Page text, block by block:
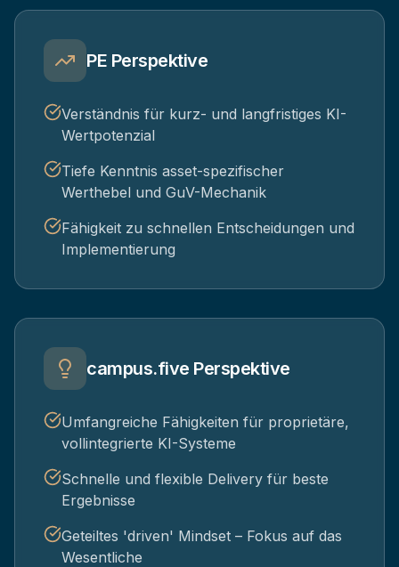
PE Perspektive
Verständnis für kurz- und langfristiges KI-
Wertpotenzial
Tiefe Kenntnis asset-spezifischer
Werthebel und GuV-Mechanik
Fähigkeit zu schnellen Entscheidungen und
Implementierung
campus.five Perspektive
Umfangreiche Fähigkeiten für proprietäre,
vollintegrierte KI-Systeme
Schnelle und flexible Delivery für beste
Ergebnisse
Geteiltes 'driven' Mindset – Fokus auf das
Wesentliche